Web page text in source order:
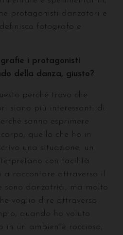
protagonisti danzatori e
fotografo e
i protagonisti
della danza, giusto?
perché trovo che
siano più interessanti di
sanno esprimere
quello che ho in
una situazione, un
con facilità
a raccontare attraverso il
sono danzatrici, ma molto
voglio dire attraverso
quando ho voluto
in un ambiente roccioso,